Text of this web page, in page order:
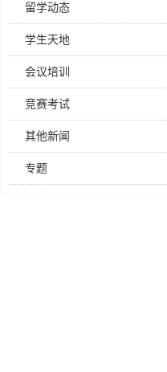
留学动态
学生天地
会议培训
竞赛考试
其他新闻
专题